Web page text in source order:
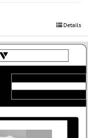
Details